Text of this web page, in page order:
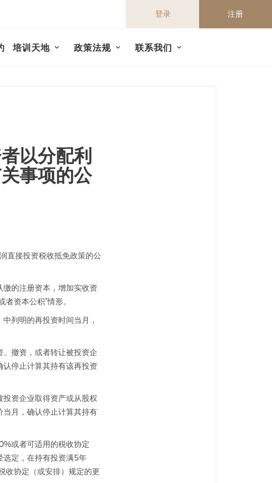
注册
登录
培训天地 政策法规 联系我们
以分配利
事项的公
直接投资税收抵免政策的公
的注册资本，增加实收资
资本公积”情形。
列明的再投资时间当月，
撤资，或者转让被投资企
停止计算其持有该再投资
资企业取得资产或从股权
月，确认停止计算其持有
或者可适用的税收协定
选定，在持有投资满5年
收协定（或安排）规定的更